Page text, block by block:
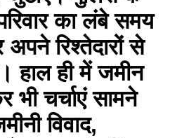
का लंबे समय
रिश्तेदारों से
हाल ही में जमीन
भी चर्चाएं सामने
विवाद,